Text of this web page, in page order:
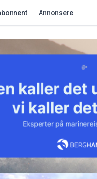
Annonsere